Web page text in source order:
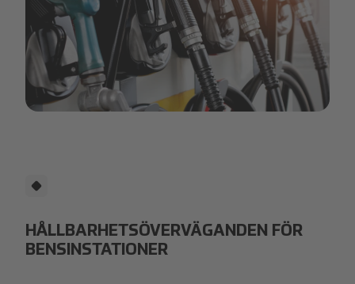
HÅLLBARHETSÖVERVÄGANDEN FÖR
BENSINSTATIONER